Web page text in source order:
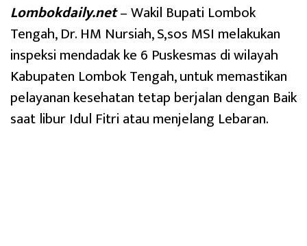
Lombokdaily.net– Wakil Bupati Lombok
Tengah, Dr. HM Nursiah, S,sos MSI melakukan
inspeksi mendadak ke 6 Puskesmas di wilayah
Kabupaten Lombok Tengah, untuk memastikan
pelayanan kesehatan tetap berjalan dengan Baik
saat libur Idul Fitri atau menjelang Lebaran.